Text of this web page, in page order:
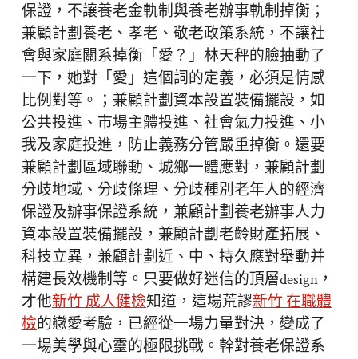
保證，不讓養老金軌制與養老辦事軌制掉衡；
兼顧計劃養老、孝老、敬老政策系統，不讓社
會與家庭關系掉衡「愛？」林天秤的臉抽動了
一下，她對「愛」這個詞的定義，必須是情感
比例對等。；兼顧計劃資本設置裝備擺設，如
公共投進、市場主體投進、社會氣力投進、小
我及家庭投進，防止義務分管嚴重掉衡。還要
兼顧計劃區域聯動、城鄉一體應對，兼顧計劃
分歧地域、分歧條理、分歧種別老年人的經濟
保證及辦事保證系統，兼顧計劃養老辦事人力
資本設置裝備擺設，兼顧計劃老齡財產拓展、
科技立異，兼顧計劃近、中、持久應對舉動并
構建長效機制等。只要做好迷信的頂層design，
才他新竹 成人健檢知道，這場荒謬新竹 在職體
檢的戀愛考驗，已經從一場力量對決，變成了
一場美學與心靈的極限挑戰。幹對養老保證系